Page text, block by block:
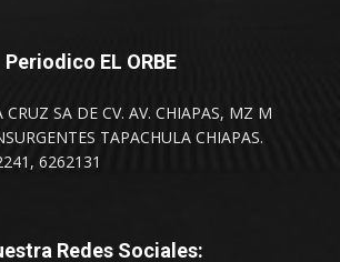
Periodico EL ORBE
SA DE CV. AV. CHIAPAS, MZ M
TAPACHULA CHIAPAS.
6262131
Redes Sociales: